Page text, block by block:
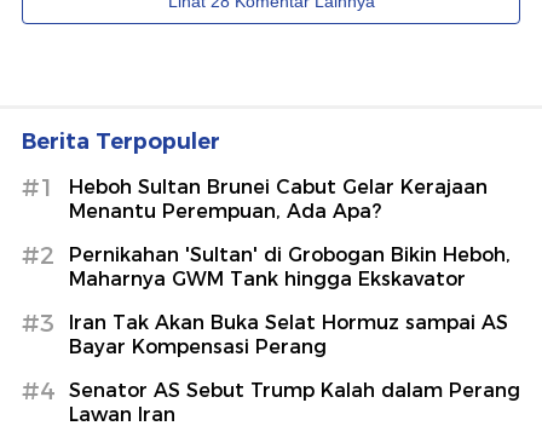
Berita Terpopuler
#1
Heboh Sultan Brunei Cabut Gelar Kerajaan
Menantu Perempuan, Ada Apa?
#2
Pernikahan 'Sultan' di Grobogan Bikin Heboh,
Maharnya GWM Tank hingga Ekskavator
#3
Iran Tak Akan Buka Selat Hormuz sampai AS
Bayar Kompensasi Perang
#4
Senator AS Sebut Trump Kalah dalam Perang
Lawan Iran